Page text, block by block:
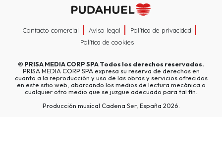
Contacto comercial Aviso legal
Política de privacidad
Política de cookies
© PRISA MEDIA CORP SPATodos los derechos reservados.
PRISA MEDIA CORP SPA expresa su reserva de derechos en
cuanto a la reproducción y uso de las obras y servicios ofrecidos
en este sitio web, abarcando los medios de lectura mecánica o
cualquier otro medio que se juzgue adecuado para tal fin.
Producción musical Cadena Ser, España 2026.